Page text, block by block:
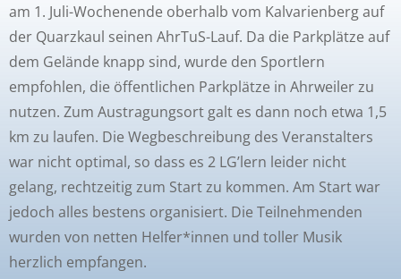
am 1. Juli-Wochenende oberhalb vom Kalvarienberg auf
der Quarzkaul seinen AhrTuS-Lauf. Da die Parkplätze auf
dem Gelände knapp sind, wurde den Sportlern
empfohlen, die öffentlichen Parkplätze in Ahrweiler zu
nutzen. Zum Austragungsort galt es dann noch etwa 1,5
km zu laufen. Die Wegbeschreibung des Veranstalters
war nicht optimal, so dass es 2 LG’lern leider nicht
gelang, rechtzeitig zum Start zu kommen. Am Start war
jedoch alles bestens organisiert. Die Teilnehmenden
wurden von netten Helfer*innen und toller Musik
herzlich empfangen.